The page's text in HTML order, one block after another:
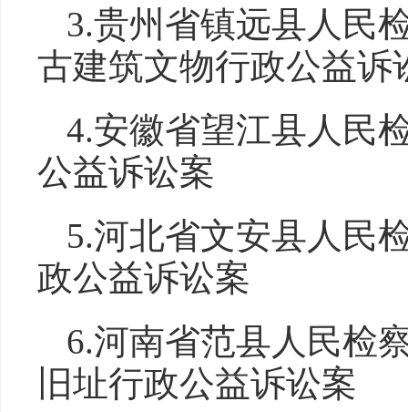
3.贵州省镇远县人民
古建筑文物行政公益诉
4.安徽省望江县人民
公益诉讼案
5.河北省文安县人民
政公益诉讼案
6.河南省范县人民检
旧址行政公益诉讼案